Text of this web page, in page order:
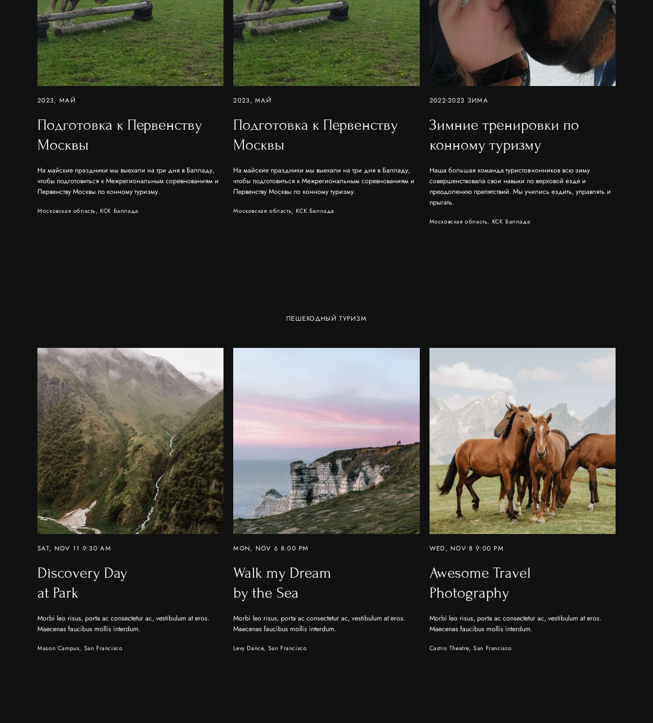
2023, МАЙ
Подготовка к Первенству
Москвы
На майские праздники мы выехали на три дня в Балладу,
чтобы подготовиться к Межрегиональным соревнованиям и
Первенству Москвы по конному туризму.
Московская область, КСК Баллада
2023, МАЙ
Подготовка к Первенству
Москвы
На майские праздники мы выехали на три дня в Балладу,
чтобы подготовиться к Межрегиональным соревнованиям и
Первенству Москвы по конному туризму.
Московская область, КСК Баллада
2022-2023 ЗИМА
Зимние тренировки по
конному туризму
Наша большая команда туристов-конников всю зиму
совершенствовала свои навыки по верховой езде и
преодолению препятствий. Мы учились ездить, управлять и
прыгать.
Московская область, КСК Баллада
ПЕШЕХОДНЫЙ ТУРИЗМ
SAT, NOV 11 9:30 AM
Discovery Day
at Park
Morbi leo risus, porta ac consectetur ac, vestibulum at eros.
Maecenas faucibus mollis interdum.
Mason Campus, San Francisco
MON, NOV 6 8:00 PM
Walk my Dream
by the Sea
Morbi leo risus, porta ac consectetur ac, vestibulum at eros.
Maecenas faucibus mollis interdum.
Levy Dance, San Francisco
WED, NOV 8 9:00 PM
Awesome Travel
Photography
Morbi leo risus, porta ac consectetur ac, vestibulum at eros.
Maecenas faucibus mollis interdum.
Castro Theatre, San Francisco